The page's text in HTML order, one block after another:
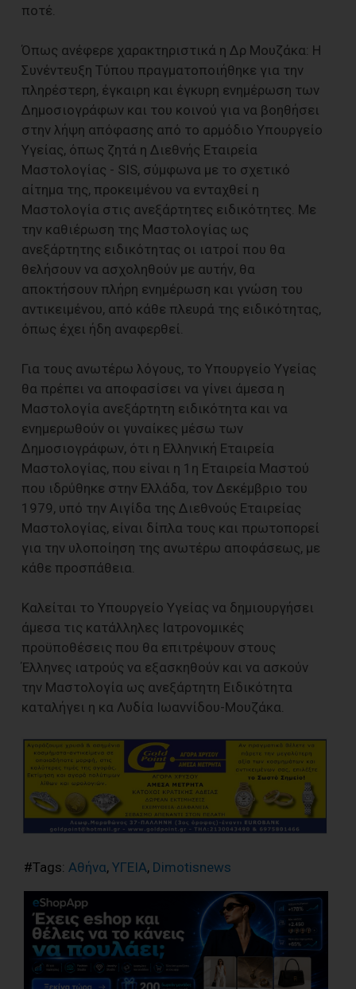
ποτέ.
Όπως ανέφερε χαρακτηριστικά η Δρ Μουζάκα: Η
Συνέντευξη Τύπου πραγματοποιήθηκε για την
πληρέστερη, έγκαιρη και έγκυρη ενημέρωση των
Δημοσιογράφων και του κοινού για να βοηθήσει
στην λήψη απόφασης από το αρμόδιο Υπουργείο
Υγείας, όπως ζητά η Διεθνής Εταιρεία
Μαστολογίας - SIS, σύμφωνα με το σχετικό
αίτημα της, προκειμένου να ενταχθεί η
Μαστολογία στις ανεξάρτητες ειδικότητες. Με
την καθιέρωση της Μαστολογίας ως
ανεξάρτητης ειδικότητας οι ιατροί που θα
θελήσουν να ασχοληθούν με αυτήν, θα
αποκτήσουν πλήρη ενημέρωση και γνώση του
αντικειμένου, από κάθε πλευρά της ειδικότητας,
όπως έχει ήδη αναφερθεί.
Για τους ανωτέρω λόγους, το Υπουργείο Υγείας
θα πρέπει να αποφασίσει να γίνει άμεσα η
Μαστολογία ανεξάρτητη ειδικότητα και να
ενημερωθούν οι γυναίκες μέσω των
Δημοσιογράφων, ότι η Ελληνική Εταιρεία
Μαστολογίας, που είναι η 1η Εταιρεία Μαστού
που ιδρύθηκε στην Ελλάδα, τον Δεκέμβριο του
1979, υπό την Αιγίδα της Διεθνούς Εταιρείας
Μαστολογίας, είναι δίπλα τους και πρωτοπορεί
για την υλοποίηση της ανωτέρω αποφάσεως, με
κάθε προσπάθεια.
Καλείται το Υπουργείο Υγείας να δημιουργήσει
άμεσα τις κατάλληλες Ιατρονομικές
προϋποθέσεις που θα επιτρέψουν στους
Έλληνες ιατρούς να εξασκηθούν και να ασκούν
την Μαστολογία ως ανεξάρτητη Ειδικότητα
καταλήγει η κα Λυδία Ιωαννίδου-Μουζάκα.
#Tags: Αθήνα, ΥΓΕΙΑ, Dimotisnews